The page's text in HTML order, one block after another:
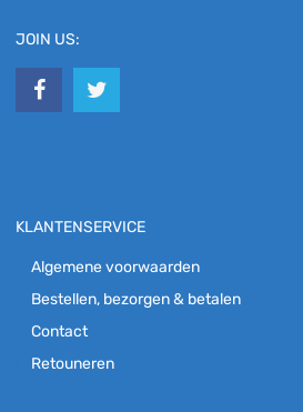
JOIN US:
KLANTENSERVICE
Algemene voorwaarden
Bestellen, bezorgen & betalen
Contact
Retouneren